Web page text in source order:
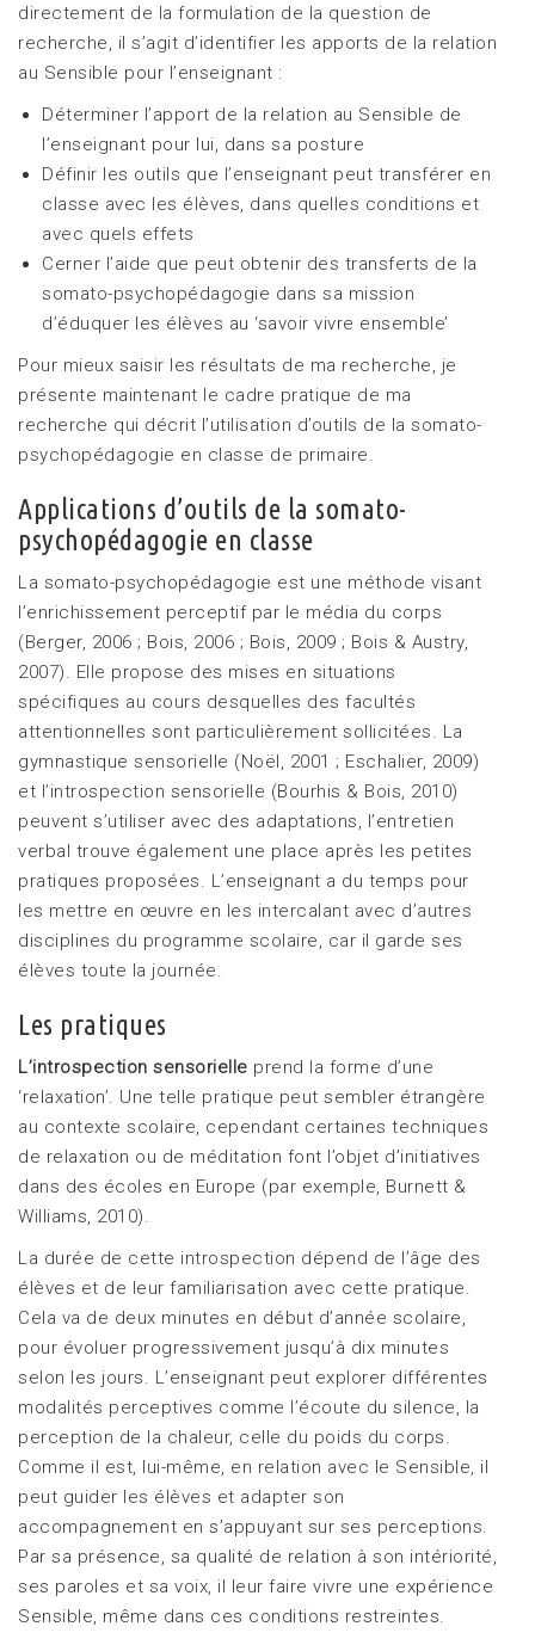
directement de la formulation de la question de
recherche, il s’agit d’identifier les apports de la relation
au Sensible pour l’enseignant :
Déterminer l’apport de la relation au Sensible de
l’enseignant pour lui, dans sa posture
Définir les outils que l’enseignant peut transférer en
classe avec les élèves, dans quelles conditions et
avec quels effets
Cerner l’aide que peut obtenir des transferts de la
somato-psychopédagogie dans sa mission
d’éduquer les élèves au ‘savoir vivre ensemble’
Pour mieux saisir les résultats de ma recherche, je
présente maintenant le cadre pratique de ma
recherche qui décrit l’utilisation d’outils de la somato-
psychopédagogie en classe de primaire.
Applications d’outils de la somato-
psychopédagogie en classe
La somato-psychopédagogie est une méthode visant
l’enrichissement perceptif par le média du corps
(Berger, 2006 ; Bois, 2006 ; Bois, 2009 ; Bois & Austry,
2007). Elle propose des mises en situations
spécifiques au cours desquelles des facultés
attentionnelles sont particulièrement sollicitées. La
gymnastique sensorielle (Noël, 2001 ; Eschalier, 2009)
et l’introspection sensorielle (Bourhis & Bois, 2010)
peuvent s’utiliser avec des adaptations, l’entretien
verbal trouve également une place après les petites
pratiques proposées. L’enseignant a du temps pour
les mettre en œuvre en les intercalant avec d’autres
disciplines du programme scolaire, car il garde ses
élèves toute la journée.
Les pratiques
L’introspection sensorielle prend la forme d’une
‘relaxation’. Une telle pratique peut sembler étrangère
au contexte scolaire, cependant certaines techniques
de relaxation ou de méditation font l’objet d’initiatives
dans des écoles en Europe (par exemple, Burnett &
Williams, 2010).
La durée de cette introspection dépend de l’âge des
élèves et de leur familiarisation avec cette pratique.
Cela va de deux minutes en début d’année scolaire,
pour évoluer progressivement jusqu’à dix minutes
selon les jours. L’enseignant peut explorer différentes
modalités perceptives comme l’écoute du silence, la
perception de la chaleur, celle du poids du corps.
Comme il est, lui-même, en relation avec le Sensible, il
peut guider les élèves et adapter son
accompagnement en s’appuyant sur ses perceptions.
Par sa présence, sa qualité de relation à son intériorité,
ses paroles et sa voix, il leur faire vivre une expérience
Sensible, même dans ces conditions restreintes.